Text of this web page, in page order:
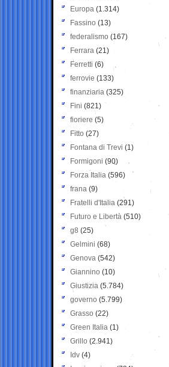
Europa (1.314)
Fassino (13)
federalismo (167)
Ferrara (21)
Ferretti (6)
ferrovie (133)
finanziaria (325)
Fini (821)
fioriere (5)
Fitto (27)
Fontana di Trevi (1)
Formigoni (90)
Forza Italia (596)
frana (9)
Fratelli d'Italia (291)
Futuro e Libertà (510)
g8 (25)
Gelmini (68)
Genova (542)
Giannino (10)
Giustizia (5.784)
governo (5.799)
Grasso (22)
Green Italia (1)
Grillo (2.941)
Idv (4)